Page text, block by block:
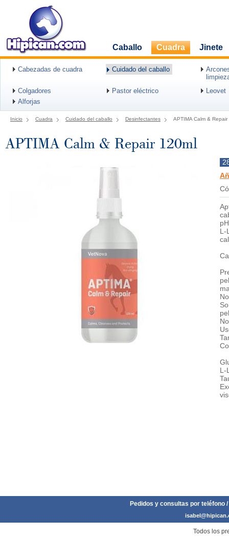
Caballo Cuadra Jinete
Cabezadas de cuadra Cuidado del caballo
Colgadores
Pastor eléctrico
Leovet
Alforjas
Inicio Cuadra Cuidado del caballo Desinfectantes APTIMA Calm & Repair
APTIMA Calm & Repair 120ml
L-
L-
Pedidos y consultas por teléfono
Todos los